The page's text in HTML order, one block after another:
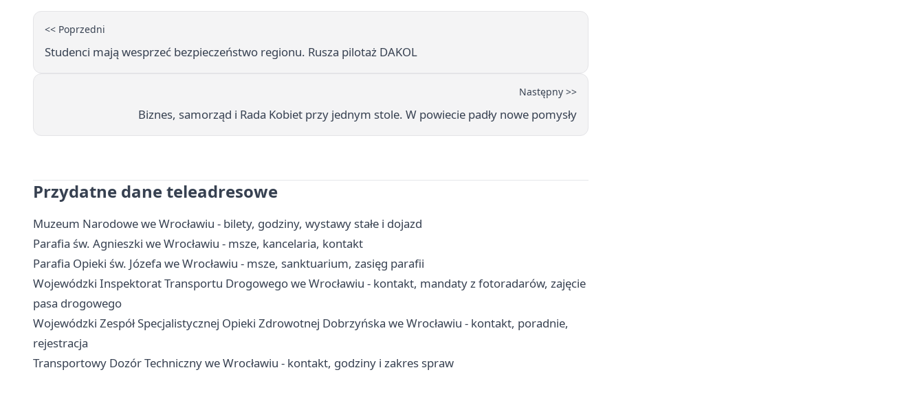
<< Poprzedni
Studenci mają wesprzeć bezpieczeństwo regionu. Rusza pilotaż DAKOL
Następny >>
Biznes, samorząd i Rada Kobiet przy jednym stole. W powiecie padły nowe pomysły
Przydatne dane teleadresowe
Muzeum Narodowe we Wrocławiu - bilety, godziny, wystawy stałe i dojazd
Parafia św. Agnieszki we Wrocławiu - msze, kancelaria, kontakt
Parafia Opieki św. Józefa we Wrocławiu - msze, sanktuarium, zasięg parafii
Wojewódzki Inspektorat Transportu Drogowego we Wrocławiu - kontakt, mandaty z fotoradarów, zajęcie
pasa drogowego
Wojewódzki Zespół Specjalistycznej Opieki Zdrowotnej Dobrzyńska we Wrocławiu - kontakt, poradnie,
rejestracja
Transportowy Dozór Techniczny we Wrocławiu - kontakt, godziny i zakres spraw